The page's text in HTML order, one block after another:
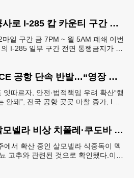
주말 포장공사로 I-285 캅 카운티 구간 통행금지
마일 구간 금 7PM ~ 월 5AM 폐쇄 이번
I-285 일부 구간 전면 통행금지가 시
항공사들, ICE 공항 단속 반발…“영장 없인 협조 불가”
잇따르자, 안전·법적책임 우려 확산“행
안돼”, 전국 공항 곳곳 마찰 증가, ICE
할라피뇨 살모넬라 비상 치폴레·쿠도바 긴급 회수
에서 확산 중인 살모넬라 식중독이 멕
고추와 관련된 것으로 확인됐다.이에